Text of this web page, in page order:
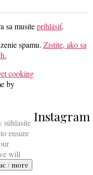
sa musíteprihlásiť.
spamu. Zistite, ako sa
Instagram
cooking
by
súhlasíte
ensure
will
/ more